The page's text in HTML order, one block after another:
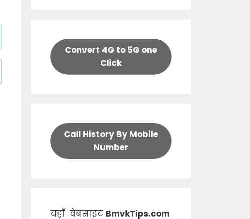
Convert 4G to 5G one
Click
Call History By Mobile
Number
यहाँ वेबसाइट BmvkTips.com